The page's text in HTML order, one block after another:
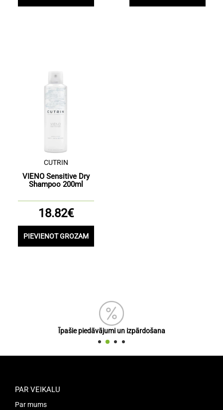
CUTRIN
VIENO Sensitive Dry
Shampoo 200ml
18.82€
PIEVIENOT GROZAM
Īpašie piedāvājumi un izpārdošana
PAR VEIKALU
Par mums